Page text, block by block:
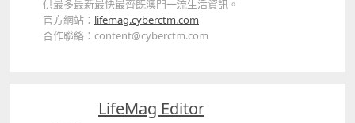
供最多最新最快最齊既澳門一流生活資訊。
官方網站： lifemag.cyberctm.com
合作聯絡：content@cyberctm.com
LifeMag Editor